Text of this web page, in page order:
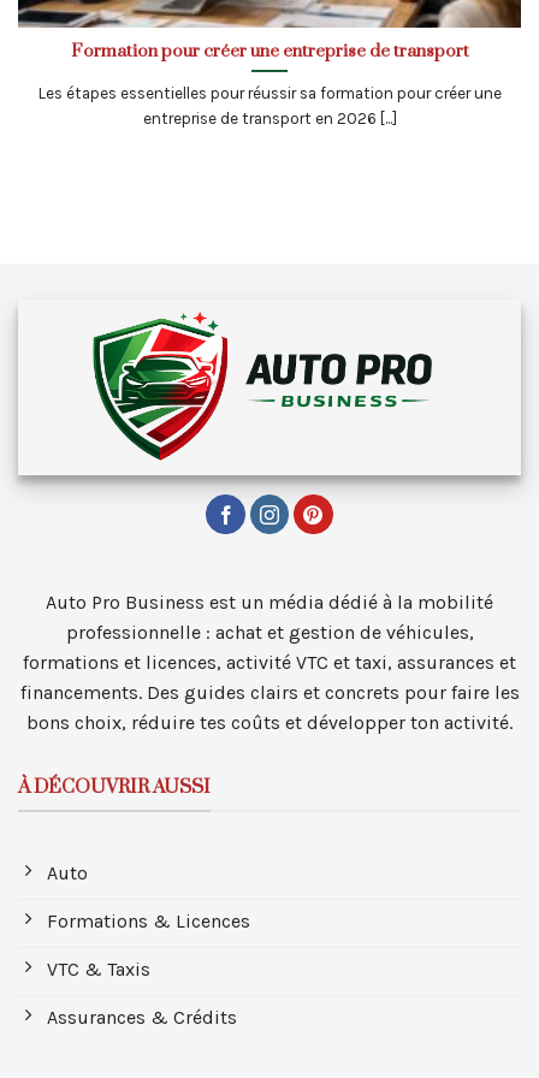
Formation pour créer une entreprise de transport
Les étapes essentielles pour réussir sa formation pour créer une
entreprise de transport en 2026 [...]
Auto Pro Business est un média dédié à la mobilité
professionnelle : achat et gestion de véhicules,
formations et licences, activité VTC et taxi, assurances et
financements. Des guides clairs et concrets pour faire les
bons choix, réduire tes coûts et développer ton activité.
À DÉCOUVRIR AUSSI
Auto
Formations & Licences
VTC & Taxis
Assurances & Crédits